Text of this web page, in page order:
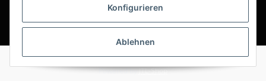
Alle Preise ohne gesetzliche Umsatzsteuer
Powered byJTL-Shop
Konfigurieren
Ablehnen